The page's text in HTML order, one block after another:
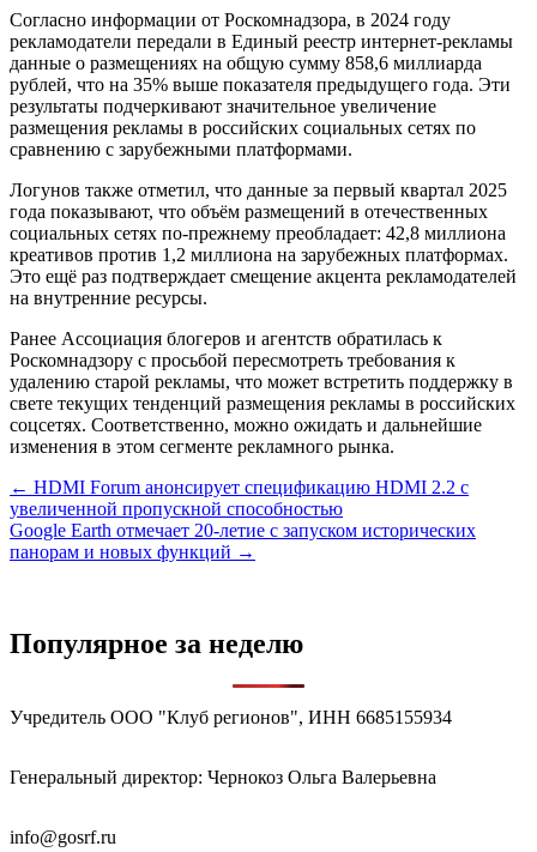
Согласно информации от Роскомнадзора, в 2024 году
рекламодатели передали в Единый реестр интернет-рекламы
данные о размещениях на общую сумму 858,6 миллиарда
рублей, что на 35% выше показателя предыдущего года. Эти
результаты подчеркивают значительное увеличение
размещения рекламы в российских социальных сетях по
сравнению с зарубежными платформами.
Логунов также отметил, что данные за первый квартал 2025
года показывают, что объём размещений в отечественных
социальных сетях по-прежнему преобладает: 42,8 миллиона
креативов против 1,2 миллиона на зарубежных платформах.
Это ещё раз подтверждает смещение акцента рекламодателей
на внутренние ресурсы.
Ранее Ассоциация блогеров и агентств обратилась к
Роскомнадзору с просьбой пересмотреть требования к
удалению старой рекламы, что может встретить поддержку в
свете текущих тенденций размещения рекламы в российских
соцсетях. Соответственно, можно ожидать и дальнейшие
изменения в этом сегменте рекламного рынка.
Навигация
по
записям
← HDMI Forum анонсирует спецификацию HDMI 2.2 с
увеличенной пропускной способностью
Google Earth отмечает 20-летие с запуском исторических
панорам и новых функций →
Популярное за неделю
Учредитель ООО "Клуб регионов", ИНН 6685155934
Генеральный директор: Чернокоз Ольга Валерьевна
info@gosrf.ru